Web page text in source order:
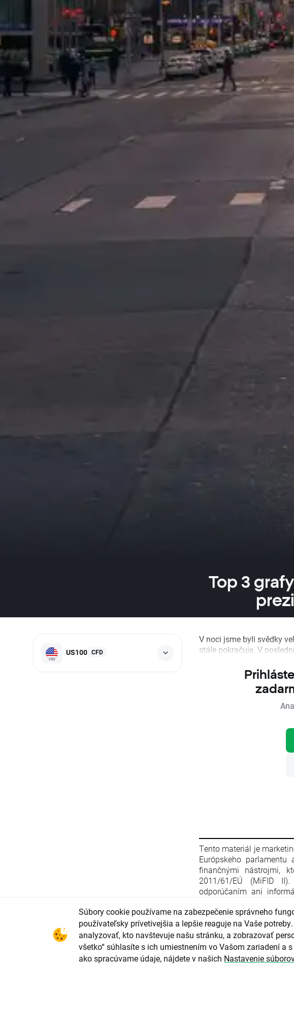
Top 3
US100 CFD
V noci jsme byli svědky
stále pokračuje. V
Tento materiál je
Európskeho
finančnými nástrojmi,
2011/61/EÚ (MiFID
odporúčaním ani
zo 16. apríla 2014 o
smernice Európskeho
2003/124/ES, 2003/125/
(EÚ) 2016/958 z 9.
parlamentu a Rady (EÚ)
upravujúce technické
Súbory cookie používame na zabezpečenie správneho
používateľsky prívetivejšia a lepšie reaguje na Vaše
analyzovať, kto navštevuje našu stránku, a zobrazovať
všetko“ súhlasíte s ich umiestnením vo Vašom zariadení
ako spracúvame údaje, nájdete v našich Nastavenie